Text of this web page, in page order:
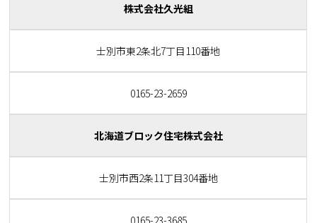
株式会社久光組
士別市東2条北7丁目110番地
0165-23-2659
北海道ブロック住宅株式会社
士別市西2条11丁目304番地
0165-23-3685